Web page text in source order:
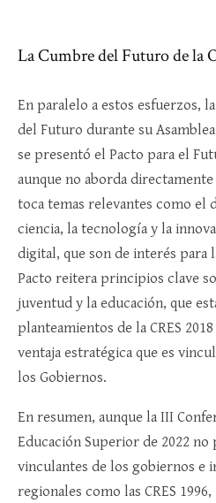
La Cumbre del Futuro de la
En paralelo a estos esfuerzos,
del Futuro durante su
se presentó el Pacto para el
aunque no aborda
toca temas relevantes como el
ciencia, la tecnología y la
digital, que son de interés para
Pacto reitera principios clave
juventud y la educación, que
planteamientos de la CRES
ventaja estratégica que es
los Gobiernos.
En resumen, aunque la III
Educación Superior de 2022
vinculantes de los gobiernos e
regionales como las CRES